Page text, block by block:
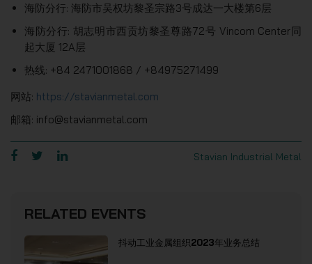
海防分行: 海防市吴权坊黎圣宗路3号成达一大楼第6层
海防分行: 胡志明市西贡坊黎圣尊路72号 Vincom Center同
起大厦 12A层
热线: +84 2471001868 / +84975271499
网站: https://stavianmetal.com
邮箱: info@stavianmetal.com
Stavian Industrial Metal
RELATED EVENTS
抖动工业金属组织2023年业务总结